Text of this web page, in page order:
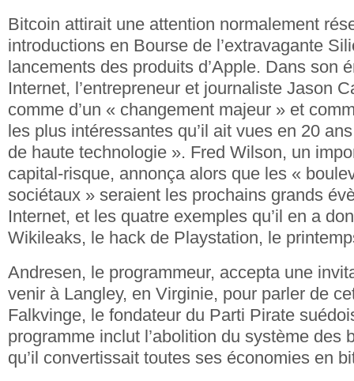
Bitcoin attirait une attention normalement
introductions en Bourse de l’extravagante
lancements des produits d’Apple. Dans son
Internet, l’entrepreneur et journaliste Jason
comme d’un « changement majeur » et
les plus intéressantes qu’il ait vues en 20
de haute technologie ». Fred Wilson, un
capital-risque, annonça alors que les «
sociétaux » seraient les prochains grands
Internet, et les quatre exemples qu’il en a
Wikileaks, le hack de Playstation, le
Andresen, le programmeur, accepta une
venir à Langley, en Virginie, pour parler de
Falkvinge, le fondateur du Parti Pirate
programme inclut l’abolition du système des
qu’il convertissait toutes ses économies en